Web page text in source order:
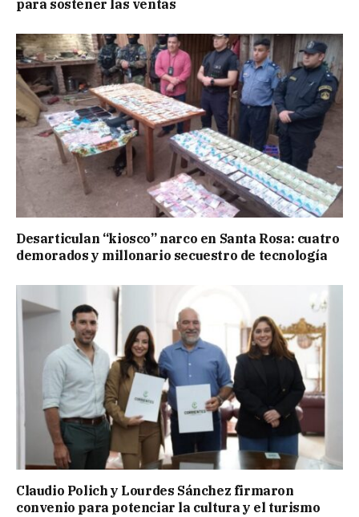
para sostener las ventas
Desarticulan “kiosco” narco en Santa Rosa: cuatro
demorados y millonario secuestro de tecnología
Claudio Polich y Lourdes Sánchez firmaron
convenio para potenciar la cultura y el turismo